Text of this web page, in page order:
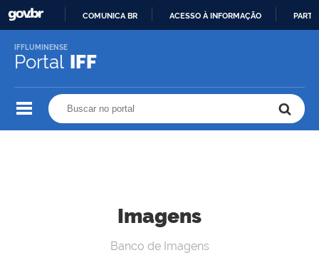
COMUNICA BR ACESSO À INFORMAÇÃO
Portal IFF
IFFLUMINENSE
Imagens
Banco de Imagens